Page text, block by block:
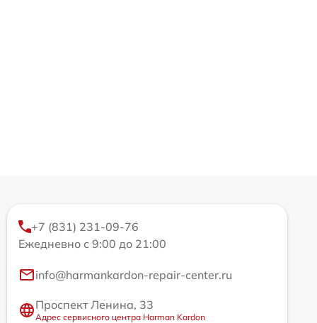
+7 (831) 231-09-76
Ежедневно с 9:00 до 21:00
info@harmankardon-repair-center.ru
Проспект Ленина, 33
Адрес сервисного центра Harman Kardon